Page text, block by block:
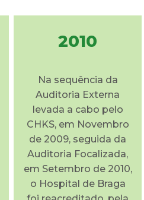
2010
Na sequência da
Auditoria Externa
levada a cabo pelo
CHKS, em Novembro
de 2009, seguida da
Auditoria Focalizada,
em Setembro de 2010,
o Hospital de Braga